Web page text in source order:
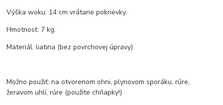
Výška woku: 14 cm vrátane pokrievky.
Hmotnosť: 7 kg.
Materiál: liatina (bez povrchovej úpravy).
Možno použiť: na otvorenom ohni, plynovom sporáku, rúre,
žeravom uhlí, rúre (použite chňapky!)